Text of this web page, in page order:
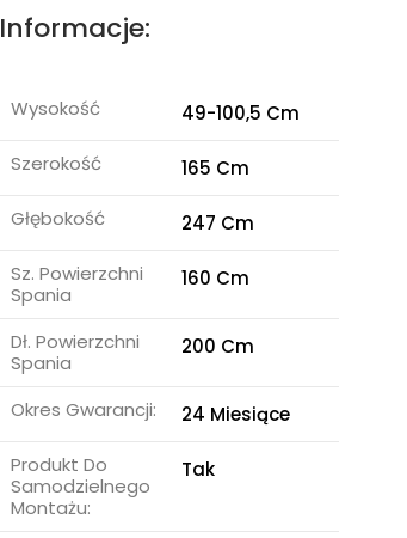
Informacje:
Wysokość
49-100,5 Cm
Szerokość
165 Cm
Głębokość
247 Cm
Sz. Powierzchni
Spania
160 Cm
Dł. Powierzchni
Spania
200 Cm
Okres Gwarancji:
24 Miesiące
Produkt Do
Samodzielnego
Montażu:
Tak